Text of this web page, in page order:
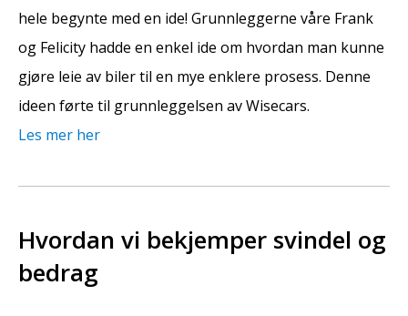
hele begynte med en ide! Grunnleggerne våre Frank
og Felicity hadde en enkel ide om hvordan man kunne
gjøre leie av biler til en mye enklere prosess. Denne
ideen førte til grunnleggelsen av Wisecars.
Les mer her
Hvordan vi bekjemper svindel og
bedrag